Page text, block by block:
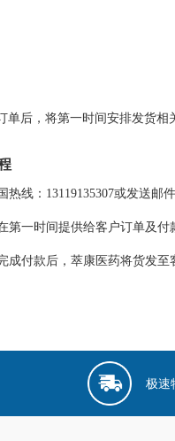
单后，将第一时间安排发货相
热线： 13119135307或发送邮
第一时间提供给客户订单及付
成付款后，萃康医药将货发至
极速